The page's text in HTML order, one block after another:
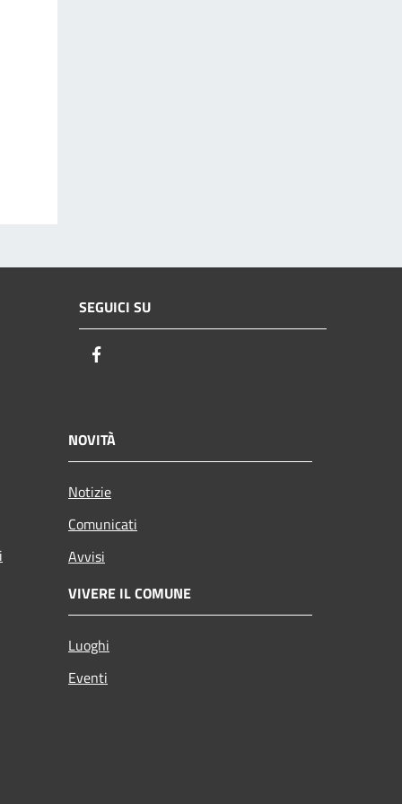
SEGUICI SU
NOVITÀ
Notizie
Comunicati
Avvisi
VIVERE IL COMUNE
Luoghi
Eventi